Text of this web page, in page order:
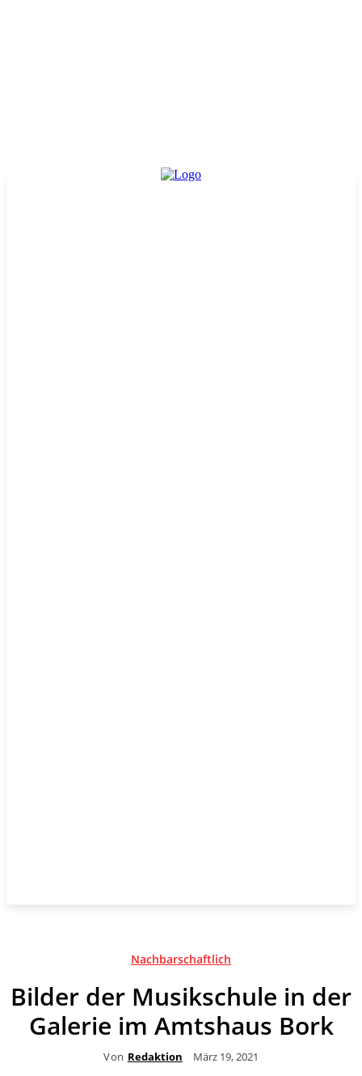
Nachbarschaftlich
Bilder der Musikschule in der
Galerie im Amtshaus Bork
Von Redaktion März 19, 2021